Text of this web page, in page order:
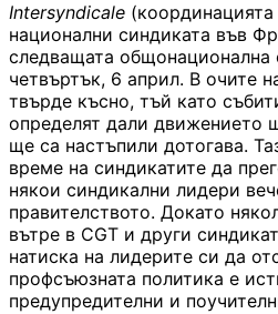
Intersyndicale
национални синдиката във
следващата общонационална
четвъртък, 6 април. В очите
твърде късно, тъй като
определят дали
ще са настъпили дотогава.
време на синдикатите да
някои синдикални лидери
правителството. Докато
вътре в CGT и други
натиска на лидерите си да
профсъюзната политика е
предупредителни и